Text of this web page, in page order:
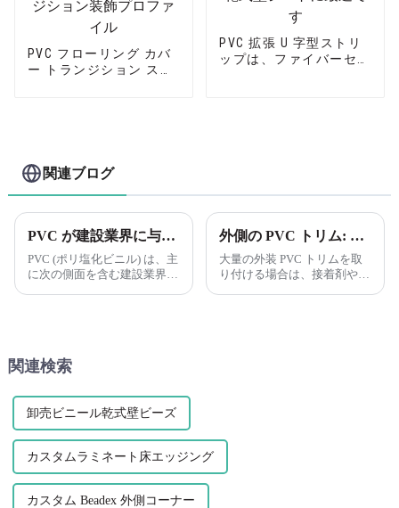
PVC フローリング カバ
ー トランジション スト
PVC 拡張 U 字型ストリ
ップは、ファイバーセメ
関連ブログ
PVC が建設業界に与える影響
PVC (ポリ塩化ビニル) は、主
に次の側面を含む建設業界で
外側の PVC トリム: 長いランの結合 接着剤や留め具を付ける前に、パーツをドライフィットして、適切にフィットしているかどうかを確認することを常にお勧めします。
大量の外装 PVC トリムを取
り付ける場合は、接着剤や留
関連検索
卸売ビニール乾式壁ビーズ
カスタムラミネート床エッジング
カスタム Beadex 外側コーナー